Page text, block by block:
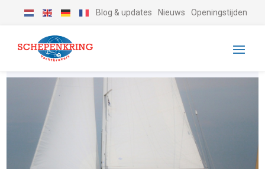
Blog & updates Nieuws Openingstijden